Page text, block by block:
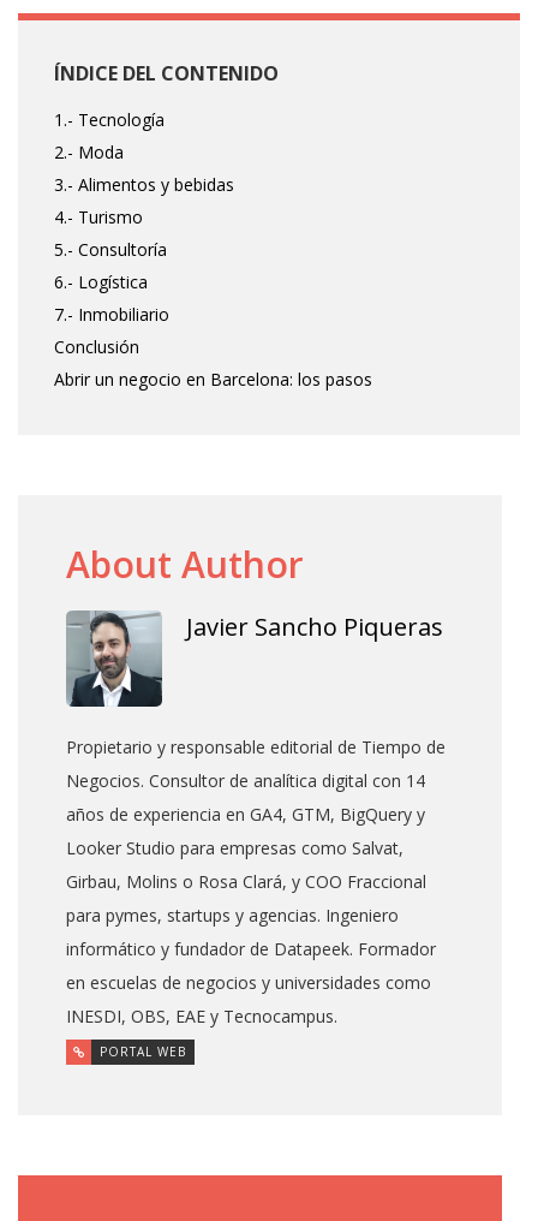
ÍNDICE DEL CONTENIDO
1.- Tecnología
2.- Moda
3.- Alimentos y bebidas
4.- Turismo
5.- Consultoría
6.- Logística
7.- Inmobiliario
Conclusión
Abrir un negocio en Barcelona: los pasos
About Author
Javier Sancho Piqueras
Propietario y responsable editorial de Tiempo de
Negocios. Consultor de analítica digital con 14
años de experiencia en GA4, GTM, BigQuery y
Looker Studio para empresas como Salvat,
Girbau, Molins o Rosa Clará, y COO Fraccional
para pymes, startups y agencias. Ingeniero
informático y fundador de Datapeek. Formador
en escuelas de negocios y universidades como
INESDI, OBS, EAE y Tecnocampus.
PORTAL WEB